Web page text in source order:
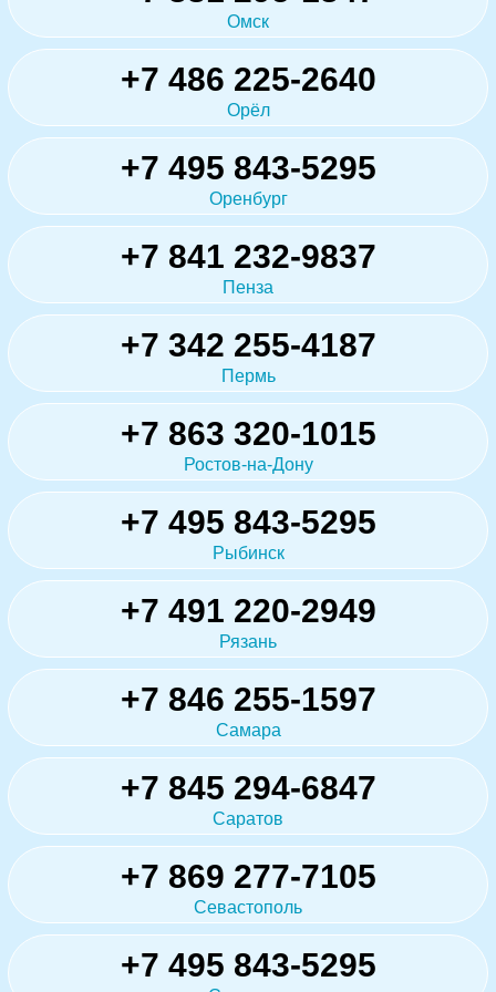
Омск
+7 486 225-2640
Орёл
+7 495 843-5295
Оренбург
+7 841 232-9837
Пенза
+7 342 255-4187
Пермь
+7 863 320-1015
Ростов-на-Дону
+7 495 843-5295
Рыбинск
+7 491 220-2949
Рязань
+7 846 255-1597
Самара
+7 845 294-6847
Саратов
+7 869 277-7105
Севастополь
+7 495 843-5295